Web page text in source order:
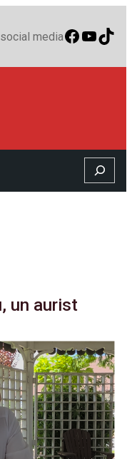
media
Search
un aurist